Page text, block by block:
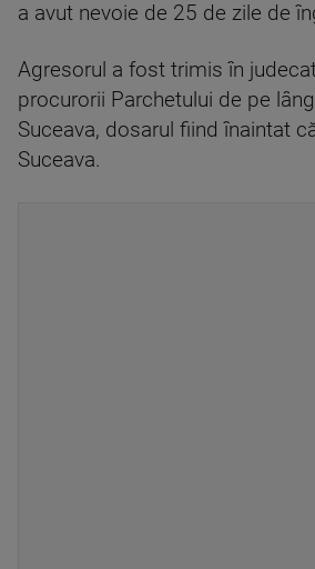
a avut nevoie de 25 de zile de
Agresorul a fost trimis în
procurorii Parchetului de pe
Suceava, dosarul fiind înaintat
Suceava.